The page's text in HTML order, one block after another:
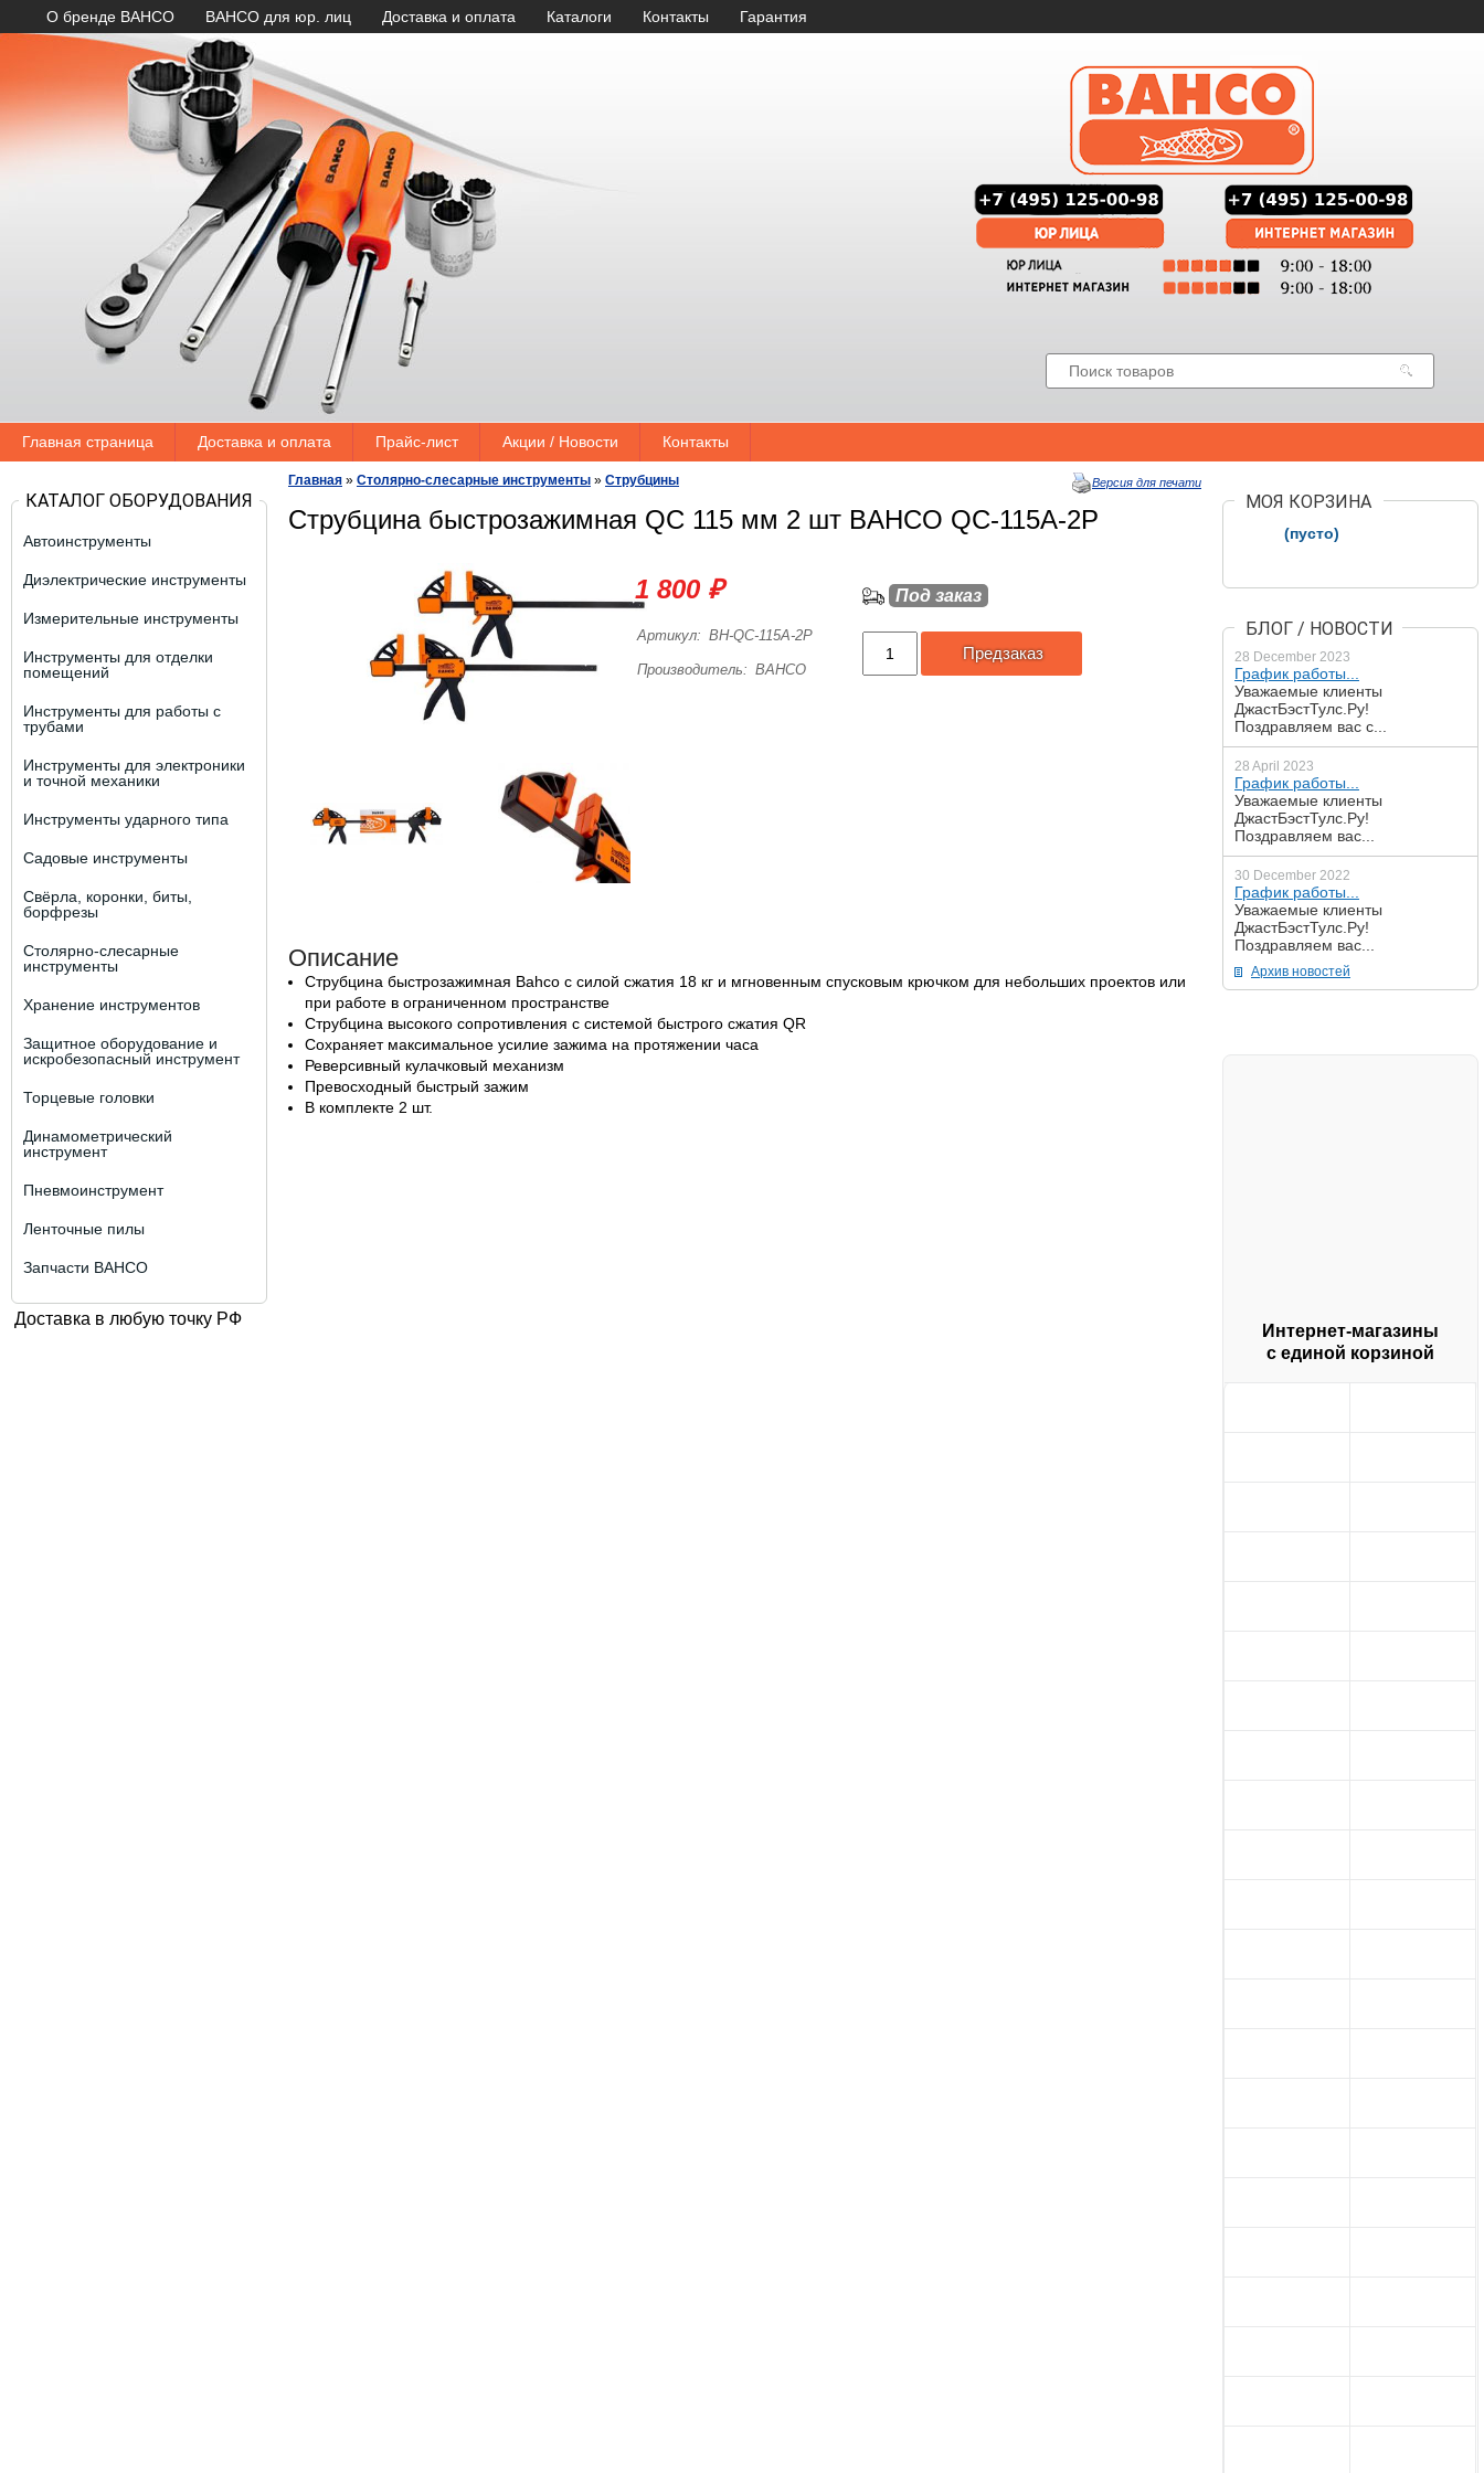
О бренде BAHCO BAHCO для юр. лиц Доставка и оплата Каталоги Контакты Гарантия
Главная страница Доставка и оплата Прайс-лист Акции / Новости Контакты
КАТАЛОГ ОБОРУДОВАНИЯ
Автоинструменты
Диэлектрические инструменты
Измерительные инструменты
Инструменты для отделки
помещений
Инструменты для работы с
трубами
Инструменты для электроники
и точной механики
Инструменты ударного типа
Садовые инструменты
Свёрла, коронки, биты,
борфрезы
Столярно-слесарные
инструменты
Хранение инструментов
Защитное оборудование и
искробезопасный инструмент
Торцевые головки
Динамометрический
инструмент
Пневмоинструмент
Ленточные пилы
Запчасти BAHCO
Доставка в любую точку РФ
Главная » Столярно-слесарные инструменты » Струбцины Версия для печати
Струбцина быстрозажимная QC 115 мм 2 шт BAHCO QC-115A-2P
1 800 ₽
Артикул: BH-QC-115A-2P
Производитель: BAHCO
Под заказ
Предзаказ
Описание
Струбцина быстрозажимная Bahco с силой сжатия 18 кг и мгновенным спусковым крючком для небольших проектов или
при работе в ограниченном пространстве
Струбцина высокого сопротивления с системой быстрого сжатия QR
Сохраняет максимальное усилие зажима на протяжении часа
Реверсивный кулачковый механизм
Превосходный быстрый зажим
В комплекте 2 шт.
МОЯ КОРЗИНА
(пусто)
БЛОГ / НОВОСТИ
28 December 2023
График работы...
Уважаемые клиенты
ДжастБэстТулс.Ру!
Поздравляем вас с...
28 April 2023
График работы...
Уважаемые клиенты
ДжастБэстТулс.Ру!
Поздравляем вас...
30 December 2022
График работы...
Уважаемые клиенты
ДжастБэстТулс.Ру!
Поздравляем вас...
Архив новостей
Интернет-магазины
с единой корзиной